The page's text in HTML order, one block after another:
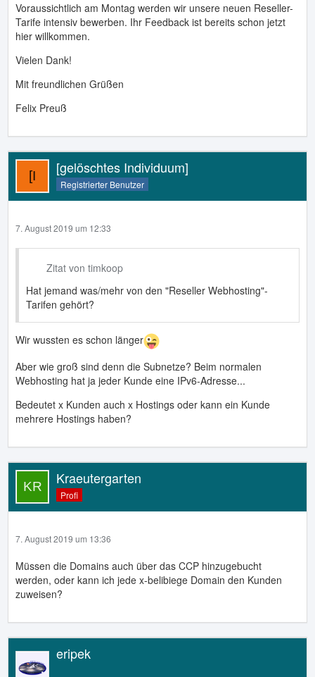
Voraussichtlich am Montag werden wir unsere neuen Reseller-
Tarife intensiv bewerben. Ihr Feedback ist bereits schon jetzt
hier willkommen.
Vielen Dank!
Mit freundlichen Grüßen
Felix Preuß
[gelöschtes Individuum]
Registrierter Benutzer
7. August 2019 um 12:33
Zitat von timkoop
Hat jemand was/mehr von den "Reseller Webhosting"-
Tarifen gehört?
Wir wussten es schon länger
Aber wie groß sind denn die Subnetze? Beim normalen
Webhosting hat ja jeder Kunde eine IPv6-Adresse...
Bedeutet x Kunden auch x Hostings oder kann ein Kunde
mehrere Hostings haben?
Kraeutergarten
Profi
7. August 2019 um 13:36
Müssen die Domains auch über das CCP hinzugebucht
werden, oder kann ich jede x-belibiege Domain den Kunden
zuweisen?
eripek